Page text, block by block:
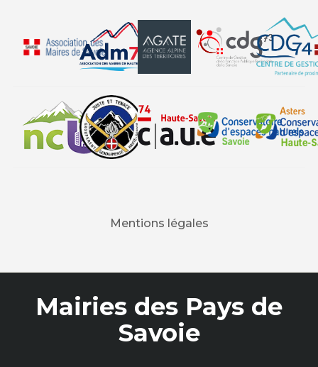
Mentions légales
Mairies des Pays de
Savoie